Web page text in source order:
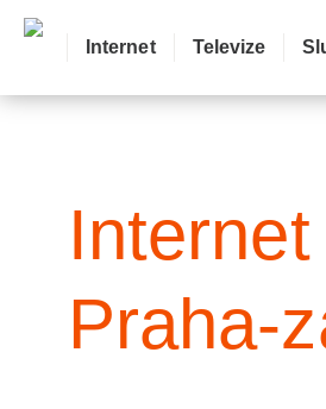
Internet Televize
Praha-
: Mapa pokrytí ulice